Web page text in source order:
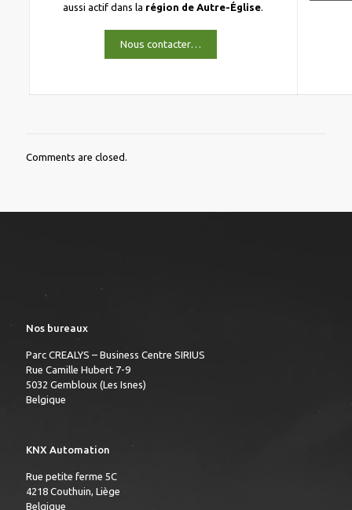
aussi actif dans la région de Autre-Église.
Nous contacter…
Comments are closed.
Nos bureaux
Parc CREALYS – Business Centre SIRIUS
Rue Camille Hubert 7-9
5032 Gembloux (Les Isnes)
Belgique
KNX Automation
Rue petite ferme 5C
4218 Couthuin, Liège
Belgique